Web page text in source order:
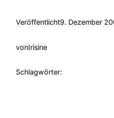
Veröffentlicht9. Dezember
vonIrisine
Schlagwörter: